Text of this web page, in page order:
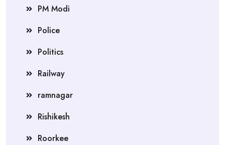
PM Modi
Police
Politics
Railway
ramnagar
Rishikesh
Roorkee